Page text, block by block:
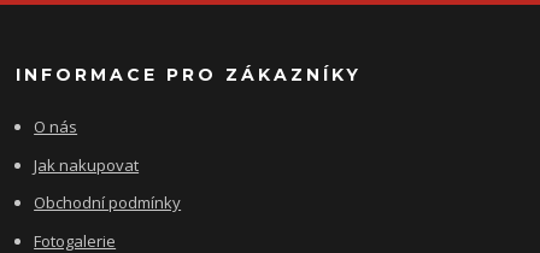
INFORMACE PRO ZÁKAZNÍKY
O nás
Jak nakupovat
Obchodní podmínky
Fotogalerie